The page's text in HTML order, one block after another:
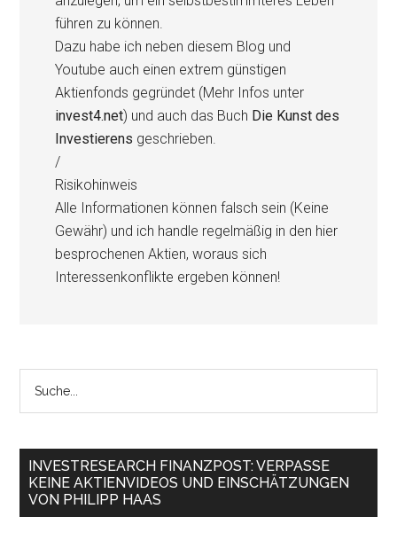
führen zu können.
Dazu habe ich neben diesem Blog und
Youtube auch einen extrem günstigen
Aktienfonds gegründet (Mehr Infos unter
invest4.net) und auch das Buch Die Kunst des
Investierens geschrieben.
/
Risikohinweis
Alle Informationen können falsch sein (Keine
Gewähr) und ich handle regelmäßig in den hier
besprochenen Aktien, woraus sich
Interessenkonflikte ergeben können!
INVESTRESEARCH FINANZPOST: VERPASSE
KEINE AKTIENVIDEOS UND EINSCHÄTZUNGEN
VON PHILIPP HAAS